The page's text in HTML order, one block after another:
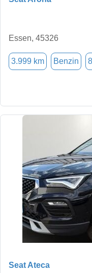
Essen, 45326
3.999 km Benzin
Seat Ateca